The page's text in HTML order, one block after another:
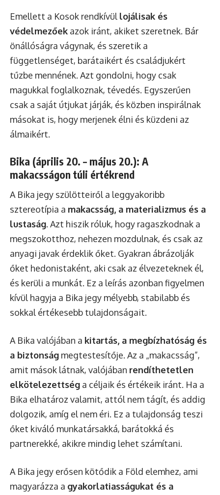
Emellett a Kosok rendkívül lojálisak és
védelmezőek azok iránt, akiket szeretnek. Bár
önállóságra vágynak, és szeretik a
függetlenséget, barátaikért és családjukért
tűzbe mennének. Azt gondolni, hogy csak
magukkal foglalkoznak, tévedés. Egyszerűen
csak a saját útjukat járják, és közben inspirálnak
másokat is, hogy merjenek élni és küzdeni az
álmaikért.
Bika (április 20. – május 20.): A
makacsságon túli értékrend
A Bika jegy szülötteiről a leggyakoribb
sztereotípia a makacsság, a materializmus és a
lustaság. Azt hiszik róluk, hogy ragaszkodnak a
megszokotthoz, nehezen mozdulnak, és csak az
anyagi javak érdeklik őket. Gyakran ábrázolják
őket hedonistaként, aki csak az élvezeteknek él,
és kerüli a munkát. Ez a leírás azonban figyelmen
kívül hagyja a Bika jegy mélyebb, stabilabb és
sokkal értékesebb tulajdonságait.
A Bika valójában a kitartás, a megbízhatóság és
a biztonság megtestesítője. Az a „makacsság”,
amit mások látnak, valójában rendíthetetlen
elkötelezettség a céljaik és értékeik iránt. Ha a
Bika elhatároz valamit, attól nem tágít, és addig
dolgozik, amíg el nem éri. Ez a tulajdonság teszi
őket kiváló munkatársakká, barátokká és
partnerekké, akikre mindig lehet számítani.
A Bika jegy erősen kötődik a Föld elemhez, ami
magyarázza a gyakorlatiasságukat és a